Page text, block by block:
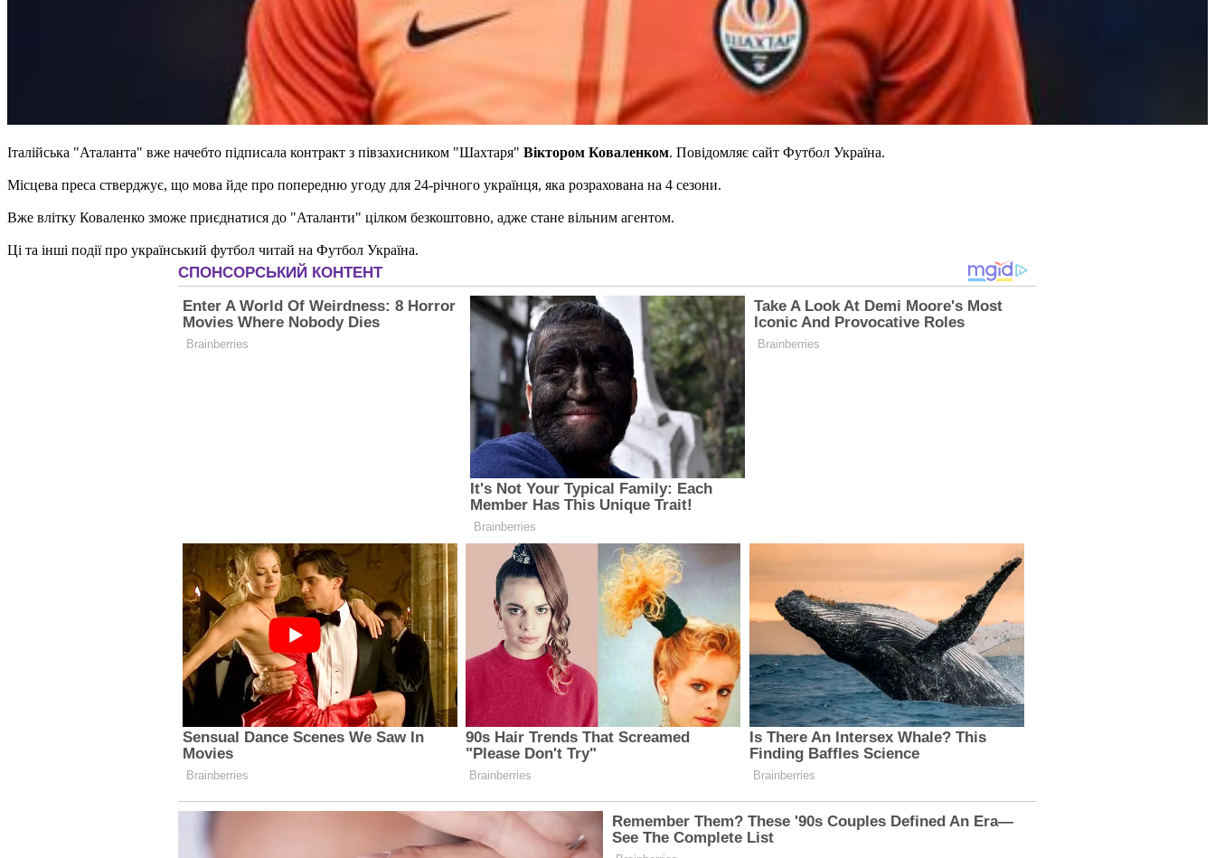
Італійська "Аталанта" вже начебто підписала контракт з півзахисником "Шахтаря" Віктором Коваленком. Повідомляє сайт Футбол Україна.
Місцева преса стверджує, що мова йде про попередню угоду для 24-річного українця, яка розрахована на 4 сезони.
Вже влітку Коваленко зможе приєднатися до "Аталанти" цілком безкоштовно, адже стане вільним агентом.
Ці та інші події про український футбол читай на Футбол Україна.